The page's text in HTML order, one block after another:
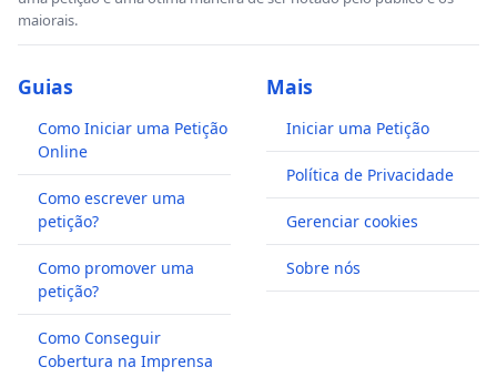
maiorais.
Guias
Como Iniciar uma Petição
Online
Como escrever uma
petição?
Como promover uma
petição?
Como Conseguir
Cobertura na Imprensa
Mais
Iniciar uma Petição
Política de Privacidade
Gerenciar cookies
Sobre nós